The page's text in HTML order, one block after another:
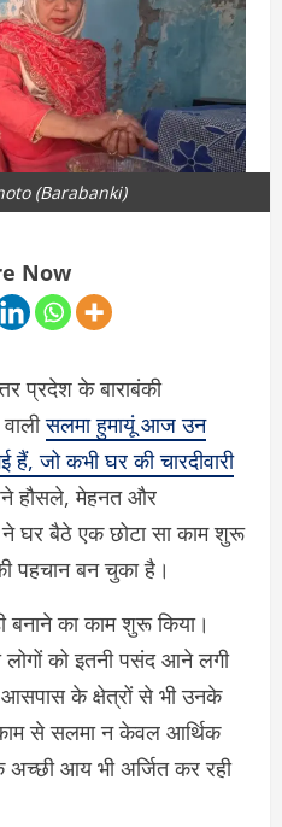
(Barabanki)
Now
प्रदेश के बाराबंकी
सलमा हुमायूं आज उन
जो कभी घर की चारदीवारी
हौसले, मेहनत और
घर बैठे एक छोटा सा काम शुरू
पहचान बन चुका है।
बनाने का काम शुरू किया।
लोगों को इतनी पसंद आने लगी
के क्षेत्रों से भी उनके
से सलमा न केवल आर्थिक
अच्छी आय भी अर्जित कर रही